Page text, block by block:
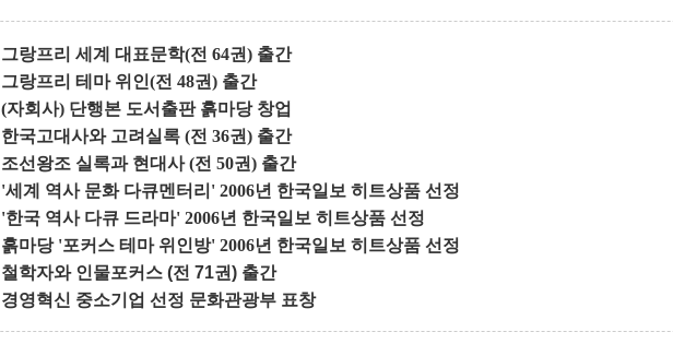
그랑프리 세계 대표문학(전 64권) 출간
그랑프리 테마 위인(전 48권) 출간
(자회사) 단행본 도서출판 흙마당 창업
한국고대사와 고려실록 (전 36권) 출간
조선왕조 실록과 현대사 (전 50권) 출간
'세계 역사 문화 다큐멘터리' 2006년 한국일보 히트상품 선정
'한국 역사 다큐 드라마' 2006년 한국일보 히트상품 선정
흙마당 '포커스 테마 위인방' 2006년 한국일보 히트상품 선정
철학자와 인물포커스 (전 71권) 출간
경영혁신 중소기업 선정 문화관광부 표창